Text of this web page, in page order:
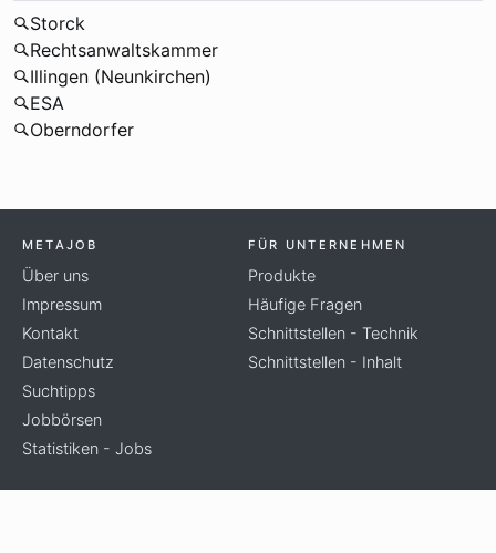
Storck
Rechtsanwaltskammer
Illingen (Neunkirchen)
ESA
Oberndorfer
METAJOB
Über uns
Impressum
Kontakt
Datenschutz
Suchtipps
Jobbörsen
Statistiken - Jobs
FÜR UNTERNEHMEN
Produkte
Häufige Fragen
Schnittstellen - Technik
Schnittstellen - Inhalt